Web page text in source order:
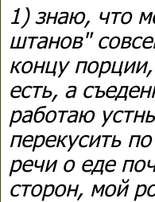
1) знаю, что
штанов"
концу
есть, а
работаю
перекусить
речи о еде
сторон, мой